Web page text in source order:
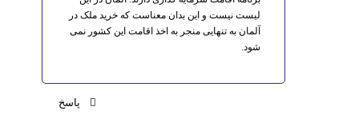
لیست نیست و این بدان معناست که خرید ملک در
آلمان به تنهایی منجر به اخذ اقامت این کشور نمی
شود.
پاسخ